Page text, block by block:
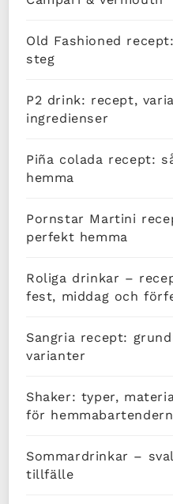
Old Fashioned
steg
P2 drink: recept,
ingredienser
Piña colada recept:
hemma
Pornstar Martini
perfekt hemma
Roliga drinkar –
fest, middag och
Sangria recept:
varianter
Shaker: typer,
för hemmabartendern
Sommardrinkar –
tillfälle